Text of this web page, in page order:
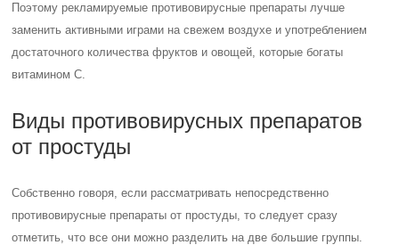
Поэтому рекламируемые противовирусные препараты лучше
заменить активными играми на свежем воздухе и употреблением
достаточного количества фруктов и овощей, которые богаты
витамином С.
Виды противовирусных препаратов
от простуды
Собственно говоря, если рассматривать непосредственно
противовирусные препараты от простуды, то следует сразу
отметить, что все они можно разделить на две большие группы.